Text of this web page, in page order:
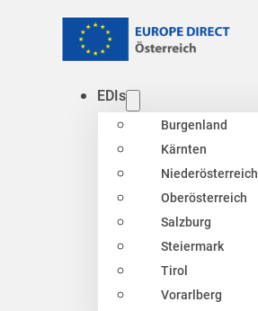
EDIs
Burgenland
Kärnten
Niederösterreich
Oberösterreich
Salzburg
Steiermark
Tirol
Vorarlberg